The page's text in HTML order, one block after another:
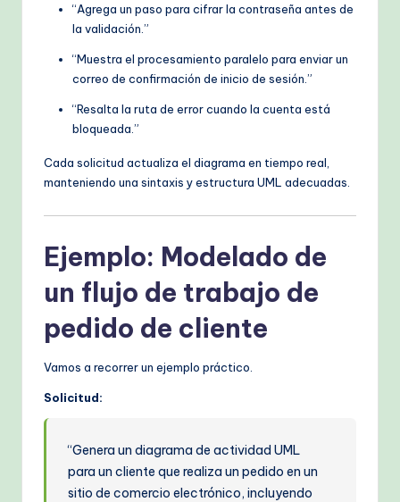
“Agrega un paso para cifrar la contraseña antes de
la validación.”
“Muestra el procesamiento paralelo para enviar un
correo de confirmación de inicio de sesión.”
“Resalta la ruta de error cuando la cuenta está
bloqueada.”
Cada solicitud actualiza el diagrama en tiempo real,
manteniendo una sintaxis y estructura UML adecuadas.
Ejemplo: Modelado de
un flujo de trabajo de
pedido de cliente
Vamos a recorrer un ejemplo práctico.
Solicitud:
“Genera un diagrama de actividad UML
para un cliente que realiza un pedido en un
sitio de comercio electrónico, incluyendo